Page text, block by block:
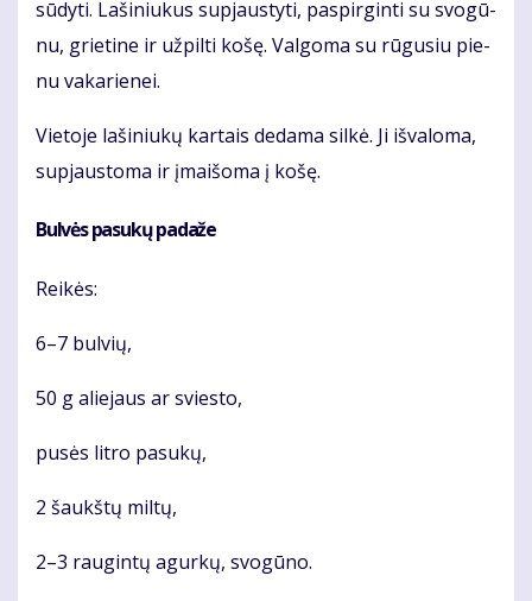
sū­dy­ti. La­ši­niu­kus su­pjaus­ty­ti, pa­spir­gin­ti su svo­gū­
nu, grie­ti­ne ir už­pil­ti ko­šę. Val­go­ma su rū­gu­siu pie­
nu va­ka­rie­nei.
Vie­to­je la­ši­niu­kų kar­tais de­da­ma sil­kė. Ji iš­va­lo­ma,
su­pjaus­to­ma ir įmai­šo­ma į ko­šę.
Bul­vės pa­su­kų pa­da­že
Rei­kės:
6–7 bul­vių,
50 g alie­jaus ar svies­to,
pu­sės lit­ro pa­su­kų,
2 šaukš­tų mil­tų,
2–3 rau­gin­tų agur­kų, svo­gū­no.